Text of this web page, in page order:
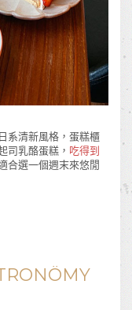
系清新風格，蛋糕櫃
司乳酪蛋糕， 吃得到
合選一個週末來悠閒